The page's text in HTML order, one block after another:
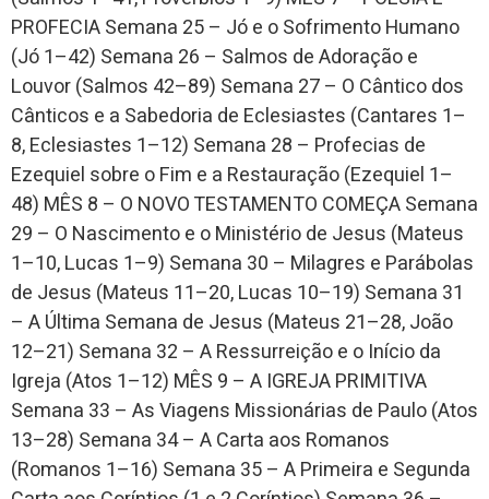
PROFECIA Semana 25 – Jó e o Sofrimento Humano
(Jó 1–42) Semana 26 – Salmos de Adoração e
Louvor (Salmos 42–89) Semana 27 – O Cântico dos
Cânticos e a Sabedoria de Eclesiastes (Cantares 1–
8, Eclesiastes 1–12) Semana 28 – Profecias de
Ezequiel sobre o Fim e a Restauração (Ezequiel 1–
48) MÊS 8 – O NOVO TESTAMENTO COMEÇA Semana
29 – O Nascimento e o Ministério de Jesus (Mateus
1–10, Lucas 1–9) Semana 30 – Milagres e Parábolas
de Jesus (Mateus 11–20, Lucas 10–19) Semana 31
– A Última Semana de Jesus (Mateus 21–28, João
12–21) Semana 32 – A Ressurreição e o Início da
Igreja (Atos 1–12) MÊS 9 – A IGREJA PRIMITIVA
Semana 33 – As Viagens Missionárias de Paulo (Atos
13–28) Semana 34 – A Carta aos Romanos
(Romanos 1–16) Semana 35 – A Primeira e Segunda